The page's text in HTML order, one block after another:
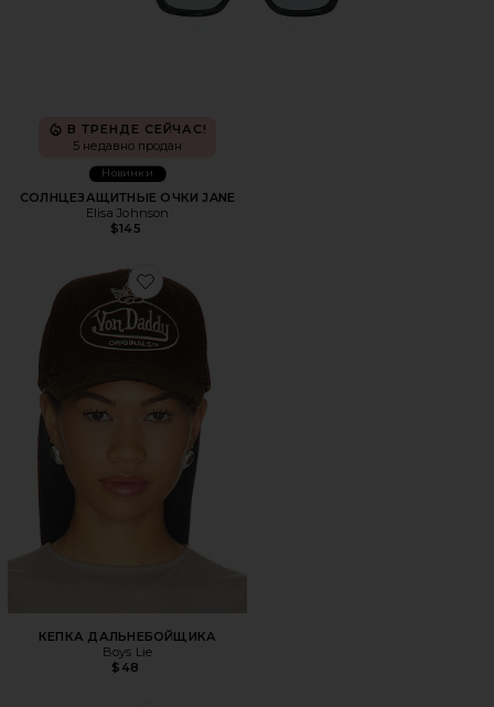
В ТРЕНДЕ СЕЙЧАС!
5 недавно продан
Новинки
СОЛНЦЕЗАЩИТНЫЕ ОЧКИ JANE
Elisa Johnson
$145
Favorite КЕПКА ДАЛЬНЕБОЙЩИКА
КЕПКА ДАЛЬНЕБОЙЩИКА
Boys Lie
$48